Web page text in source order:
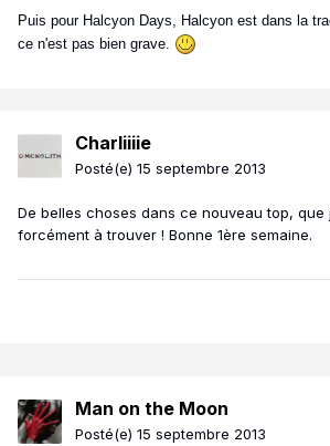
Puis pour Halcyon Days, Halcyon est dans la
ce n'est pas bien grave.
Charliiiie
Posté(e) 15 septembre 2013
De belles choses dans ce nouveau top, que
forcément à trouver ! Bonne 1ère semaine.
Man on the Moon
Posté(e) 15 septembre 2013